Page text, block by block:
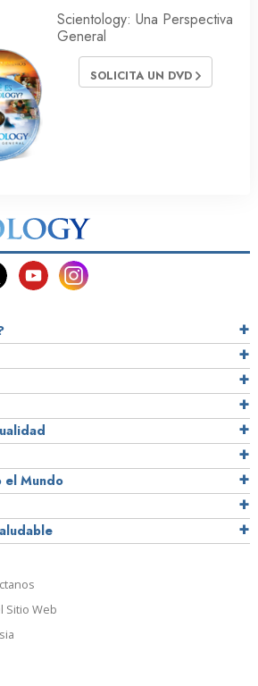
Scientology: Una Perspectiva
General
SOLICITA UN DVD
el Mundo
Sitio Web